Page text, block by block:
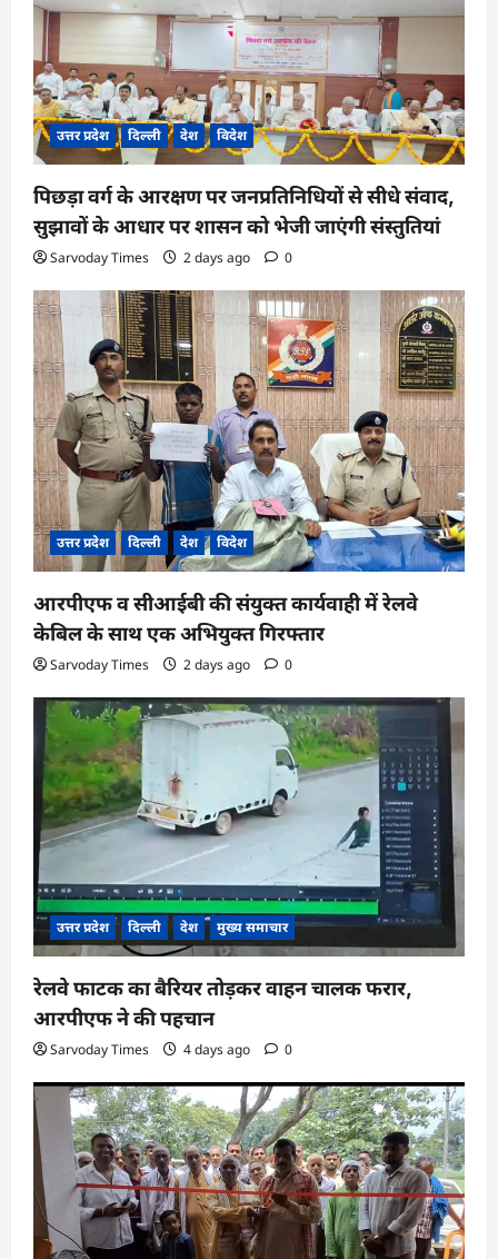
उत्तर प्रदेश दिल्ली देश विदेश
पिछड़ा वर्ग के आरक्षण पर जनप्रतिनिधियों से सीधे संवाद,
सुझावों के आधार पर शासन को भेजी जाएंगी संस्तुतियां
Sarvoday Times 2 days ago 0
उत्तर प्रदेश दिल्ली देश विदेश
आरपीएफ व सीआईबी की संयुक्त कार्यवाही में रेलवे
केबिल के साथ एक अभियुक्त गिरफ्तार
Sarvoday Times 2 days ago 0
उत्तर प्रदेश दिल्ली देश मुख्य समाचार
रेलवे फाटक का बैरियर तोड़कर वाहन चालक फरार,
आरपीएफ ने की पहचान
Sarvoday Times 4 days ago 0